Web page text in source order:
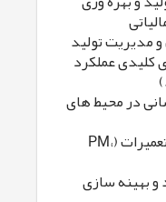
و مدیریت تولید
کلیدی عملکرد
در محیط های
تسلط در سیستم های نگهداری و تعمیرات (PM،
و بهینه سازی